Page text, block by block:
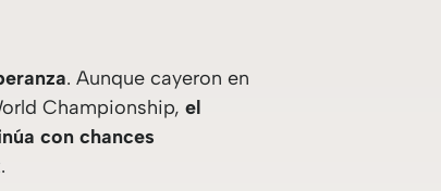
. Aunque cayeron en
Championship, el
con chances